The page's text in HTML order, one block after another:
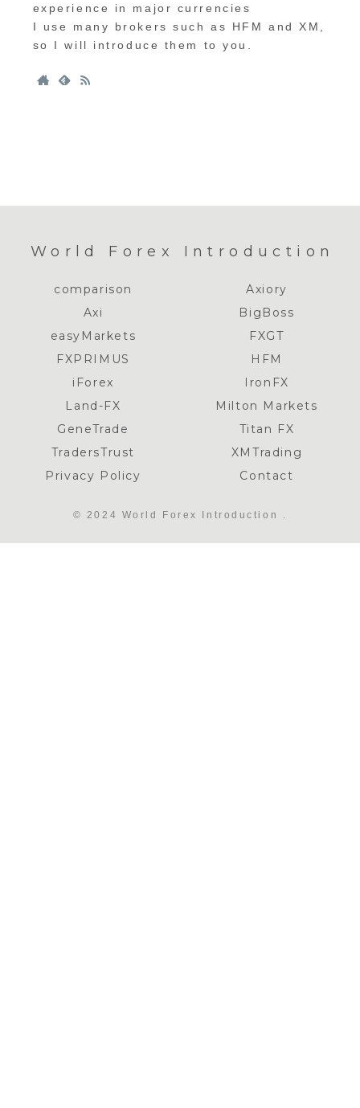
experience in major currencies
I use many brokers such as HFM and XM,
so I will introduce them to you.
World Forex Introduction
comparison
Axiory
Axi
BigBoss
easyMarkets
FXGT
FXPRIMUS
HFM
iForex
IronFX
Land-FX
Milton Markets
GeneTrade
Titan FX
TradersTrust
XMTrading
Privacy Policy
Contact
© 2024 World Forex Introduction .